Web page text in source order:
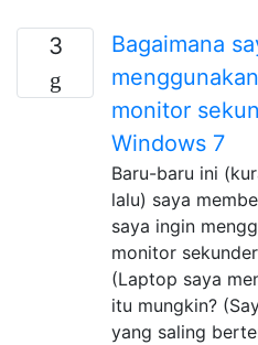
3
Bagaimana
monitor
Windows 7
Baru-baru ini
lalu) saya
saya ingin
monitor
(Laptop saya
itu mungkin?
yang saling